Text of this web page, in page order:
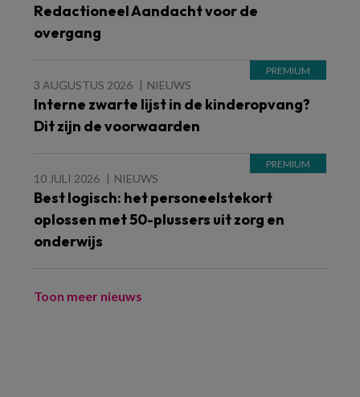
Redactioneel Aandacht voor de
overgang
3 AUGUSTUS 2026 NIEUWS
Interne zwarte lijst in de kinderopvang?
Dit zijn de voorwaarden
10 JULI 2026 NIEUWS
Best logisch: het personeelstekort
oplossen met 50-plussers uit zorg en
onderwijs
Toon meer nieuws